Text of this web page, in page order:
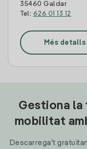
35460 Galdar
Tel: 626 01 13 12
Més detalls
Gestiona la
mobilitat
Descarrega't